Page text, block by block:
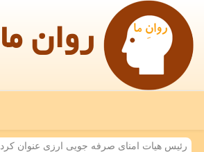
روان ما
رئیس هیات امنای صرفه جویی ارزی عنوان كرد